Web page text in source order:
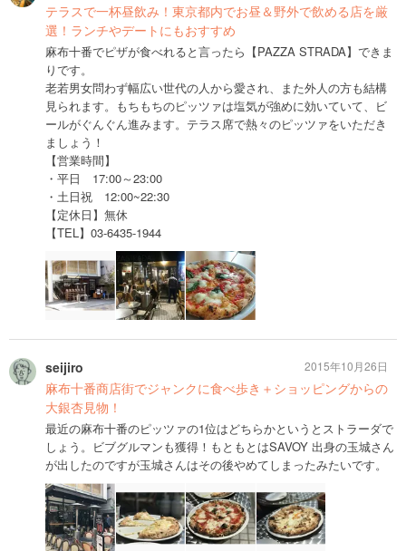
テラスで一杯昼飲み！東京都内でお昼＆野外で飲める店を厳
選！ランチやデートにもおすすめ
麻布十番でピザが食べれると言ったら【PAZZA STRADA】できま
りです。
老若男女問わず幅広い世代の人から愛され、また外人の方も結構
見られます。もちもちのピッツァは塩気が強めに効いていて、ビ
ールがぐんぐん進みます。テラス席で熱々のピッツァをいただき
ましょう！
【営業時間】
・平日 17:00～23:00
・土日祝 12:00~22:30
【定休日】無休
【TEL】03-6435-1944
seijiro
麻布十番商店街でジャンクに食べ歩き＋ショッピングからの
大銀杏見物！
最近の麻布十番のピッツァの1位はどちらかというとストラーダで
しょう。ビブグルマンも獲得！もともとはSAVOY 出身の玉城さん
が出したのですが玉城さんはその後やめてしまったみたいです。
2015年10月26日